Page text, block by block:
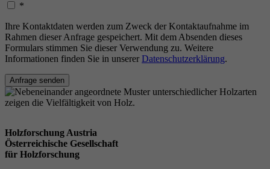
*
Ihre Kontaktdaten werden zum Zweck der Kontaktaufnahme im
Rahmen dieser Anfrage gespeichert. Mit dem Absenden dieses
Formulars stimmen Sie dieser Verwendung zu. Weitere
Informationen finden Sie in unserer Datenschutzerklärung.
Anfrage senden
Holzforschung Austria
Österreichische Gesellschaft
für Holzforschung